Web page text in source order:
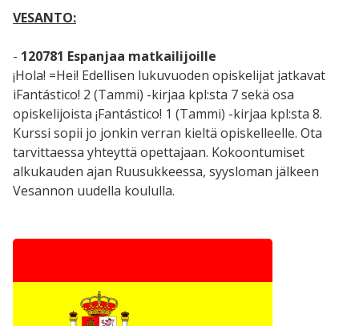
VESANTO:
- 120781 Espanjaa matkailijoille
¡Hola! =Hei! Edellisen lukuvuoden opiskelijat jatkavat
iFantástico! 2 (Tammi) -kirjaa kpl:sta 7 sekä osa
opiskelijoista ¡Fantástico! 1 (Tammi) -kirjaa kpl:sta 8.
Kurssi sopii jo jonkin verran kieltä opiskelleelle. Ota
tarvittaessa yhteyttä opettajaan. Kokoontumiset
alkukauden ajan Ruusukkeessa, syysloman jälkeen
Vesannon uudella koululla.